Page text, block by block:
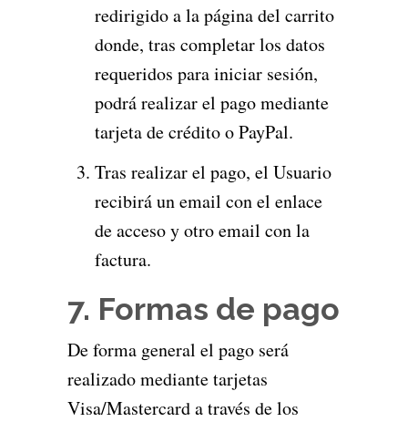
redirigido a la página del carrito
donde, tras completar los datos
requeridos para iniciar sesión,
podrá realizar el pago mediante
tarjeta de crédito o PayPal.
Tras realizar el pago, el Usuario
recibirá un email con el enlace
de acceso y otro email con la
factura.
7. Formas de pago
De forma general el pago será
realizado mediante tarjetas
Visa/Mastercard a través de los